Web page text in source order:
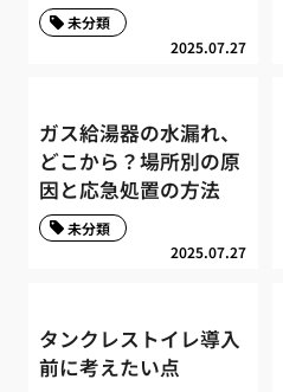
2025.07.27
未分類
ガス給湯器の水漏れ、
どこから？場所別の原
因と応急処置の方法
2025.07.27
未分類
タンクレストイレ導入
前に考えたい点